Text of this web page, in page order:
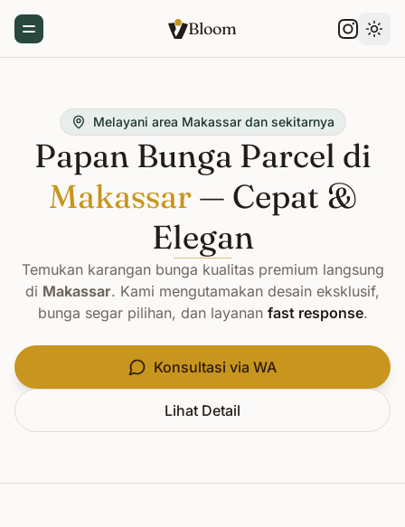
Toggle Menu Bloom
Melayani area Makassar dan sekitarnya
Papan Bunga Parcel di
Makassar— Cepat &
Elegan
Temukan karangan bunga kualitas premium langsung
di Makassar. Kami mengutamakan desain eksklusif,
bunga segar pilihan, dan layanan fast response.
Konsultasi via WA
Lihat Detail